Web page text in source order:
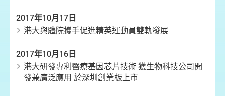
2017年10月17日
港大與體院攜手促進精英運動員雙軌發展
2017年10月16日
港大研發專利醫療基因芯片技術 獲生物科技公司開
發兼廣泛應用 於深圳創業板上市